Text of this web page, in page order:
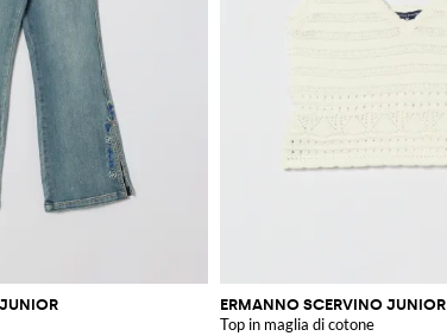
ERMANNO SCERVINO JUNIOR
Top in maglia di cotone